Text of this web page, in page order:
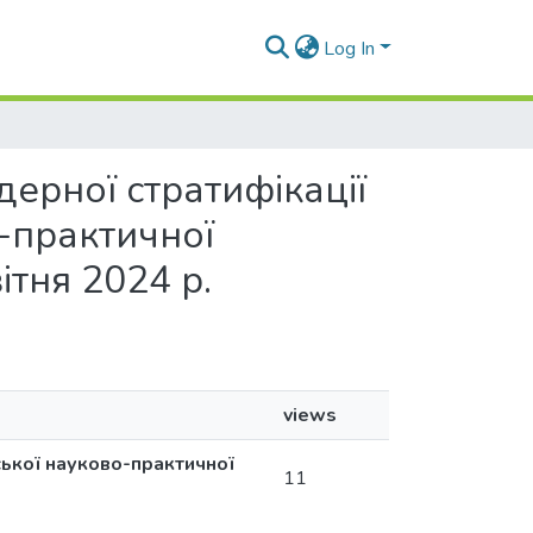
Log In
стратифікації
практичної
2024 р.
views
науково-практичної
11